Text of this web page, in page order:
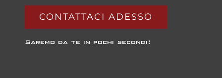
CONTATTACI ADESSO
Saremo da te in pochi secondi!